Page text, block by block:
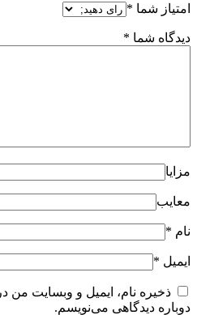
امتیاز شما *
دیدگاه شما *
مزایا
معایب
نام *
ایمیل *
ذخیره نام، ایمیل و وبسایت من
دوباره دیدگاهی می‌نویسم.